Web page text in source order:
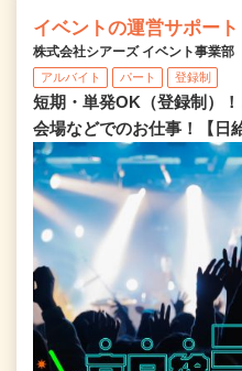
イベントの運営サポート
株式会社シアーズ イベント事業部
アルバイト パート 登録制
短期・単発OK（登録制）
会場などでのお仕事！【日